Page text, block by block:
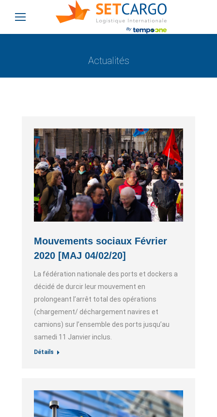
Actualités
Mouvements sociaux Février
2020 [MAJ 04/02/20]
La fédération nationale des ports et dockers a
décidé de durcir leur mouvement en
prolongeant l’arrêt total des opérations
(chargement/ déchargement navires et
camions) sur l’ensemble des ports jusqu’au
samedi 11 Janvier inclus.
Détails